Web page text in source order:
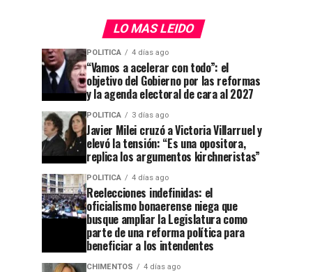
LO MAS LEIDO
POLITICA 4 días ago
“Vamos a acelerar con todo”: el
objetivo del Gobierno por las reformas
y la agenda electoral de cara al 2027
POLITICA 3 días ago
Javier Milei cruzó a Victoria Villarruel y
elevó la tensión: “Es una opositora,
replica los argumentos kirchneristas”
POLITICA 4 días ago
Reelecciones indefinidas: el
oficialismo bonaerense niega que
busque ampliar la Legislatura como
parte de una reforma política para
beneficiar a los intendentes
CHIMENTOS 4 días ago